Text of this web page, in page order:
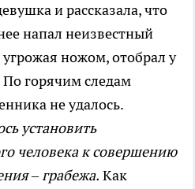
и рассказала, что
напал неизвестный
ножом, отобрал у
горячим следам
не удалось.
установить
человека к совершению
– грабежа. Как